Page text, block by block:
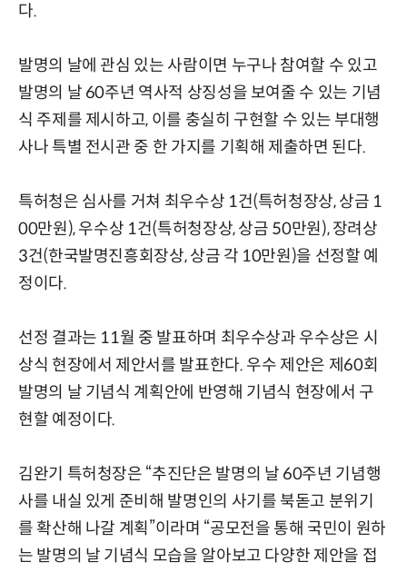
다.
발명의 날에 관심 있는 사람이면 누구나 참여할 수 있고
발명의 날 60주년 역사적 상징성을 보여줄 수 있는 기념
식 주제를 제시하고, 이를 충실히 구현할 수 있는 부대행
사나 특별 전시관 중 한 가지를 기획해 제출하면 된다.
특허청은 심사를 거쳐 최우수상 1건(특허청장상, 상금 1
00만원), 우수상 1건(특허청장상, 상금 50만원), 장려상
3건(한국발명진흥회장상, 상금 각 10만원)을 선정할 예
정이다.
선정 결과는 11월 중 발표하며 최우수상과 우수상은 시
상식 현장에서 제안서를 발표한다. 우수 제안은 제60회
발명의 날 기념식 계획안에 반영해 기념식 현장에서 구
현할 예정이다.
김완기 특허청장은 “추진단은 발명의 날 60주년 기념행
사를 내실 있게 준비해 발명인의 사기를 북돋고 분위기
를 확산해 나갈 계획”이라며 “공모전을 통해 국민이 원하
는 발명의 날 기념식 모습을 알아보고 다양한 제안을 접